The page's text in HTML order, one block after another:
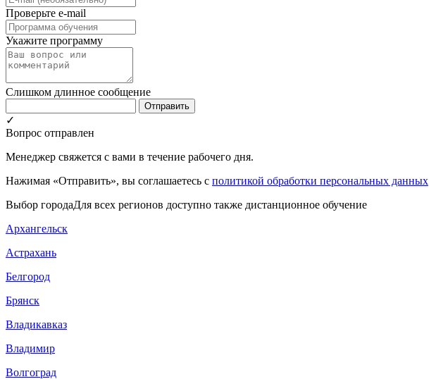
Проверьте e-mail
Укажите программу
Слишком длинное сообщение
Отправить
✓
Вопрос отправлен
Менеджер свяжется с вами в течение рабочего дня.
Нажимая «Отправить», вы соглашаетесь с политикой обработки персональных данных
Выбор городаДля всех регионов доступно также дистанционное обучение
Архангельск
Астрахань
Белгород
Брянск
Владикавказ
Владимир
Волгоград